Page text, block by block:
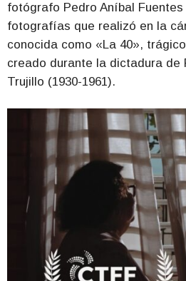
fotógrafo Pedro Aníbal
fotografías que realizó en la
conocida como «La 40»,
creado durante la dictadura de
Trujillo (1930-1961).